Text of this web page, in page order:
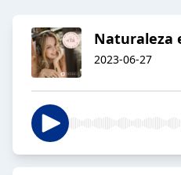
Naturaleza
2023-06-27